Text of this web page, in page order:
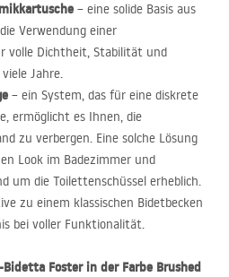
– eine solide Basis aus
Verwendung einer
volle Dichtheit, Stabilität und
Jahre.
– ein System, das für eine diskrete
ermöglicht es Ihnen, die
zu verbergen. Eine solche Lösung
Look im Badezimmer und
um die Toilettenschüssel erheblich.
zu einem klassischen Bidetbecken
bei voller Funktionalität.
Foster in der Farbe Brushed